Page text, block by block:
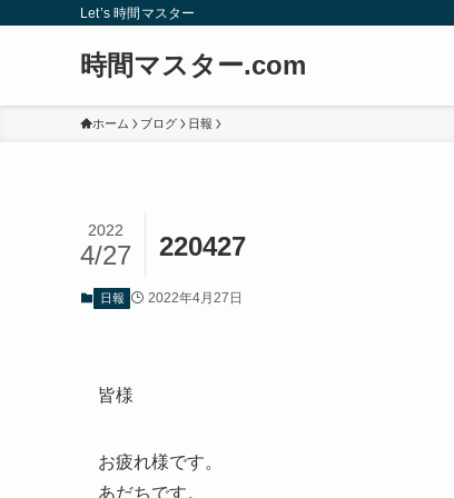
Let’s 時間マスター
時間マスター.com
ホーム ブログ 日報
220427
2022
4/27
日報 2022年4月27日
皆様
お疲れ様です。
あだちです。